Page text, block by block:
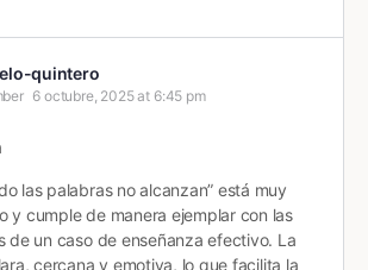
quintero
6 octubre, 2025 at 6:45 pm
las palabras no alcanzan” está muy
y cumple de manera ejemplar con las
de un caso de enseñanza efectivo. La
cercana y emotiva, lo que facilita la